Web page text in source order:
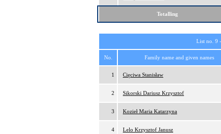
Totalling
List no. 9
No. Family name and given names
1 Cięciwa Stanisław
2 Sikorski Dariusz Krzysztof
3 Kozieł Maria Katarzyna
4 Lelo Krzysztof Janusz